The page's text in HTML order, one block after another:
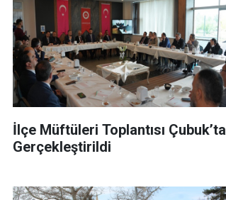
İlçe Müftüleri Toplantısı Çubuk’ta
Gerçekleştirildi